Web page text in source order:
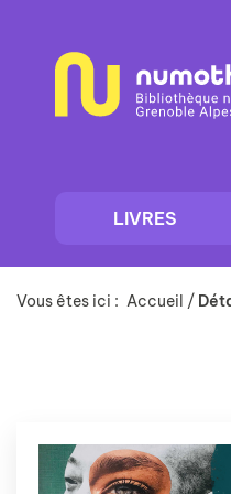
contenu
LIVRES
Vous êtes ici : Accueil /